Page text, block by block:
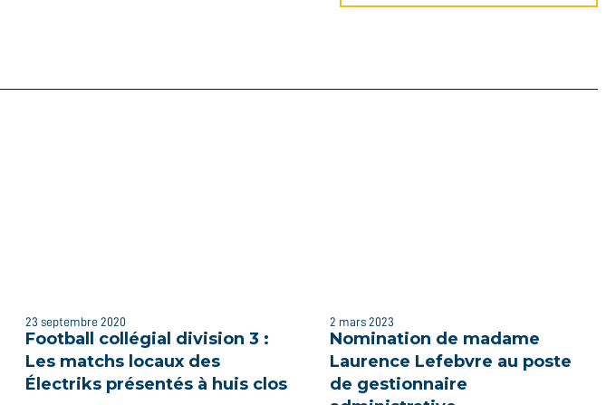
23 septembre 2020
Football collégial division 3 :
Les matchs locaux des
Électriks présentés à huis clos
2 mars 2023
Nomination de madame
Laurence Lefebvre au poste
de gestionnaire